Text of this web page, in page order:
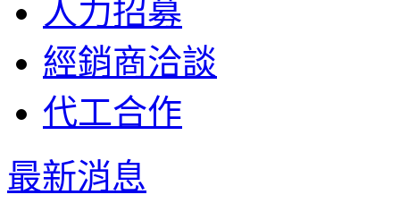
人力招募
經銷商洽談
代工合作
最新消息